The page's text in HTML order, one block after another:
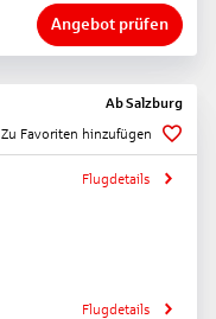
Angebot prüfen
AbSalzburg
Zu Favoriten hinzufügen
Flugdetails
Flugdetails